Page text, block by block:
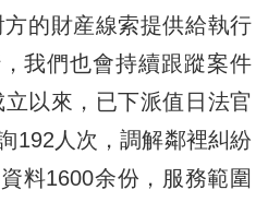
的財産線索提供給執行
我們也會持續跟蹤案件
以來，已下派值日法官
192人次，調解鄰裡糾紛
料1600余份，服務範圍